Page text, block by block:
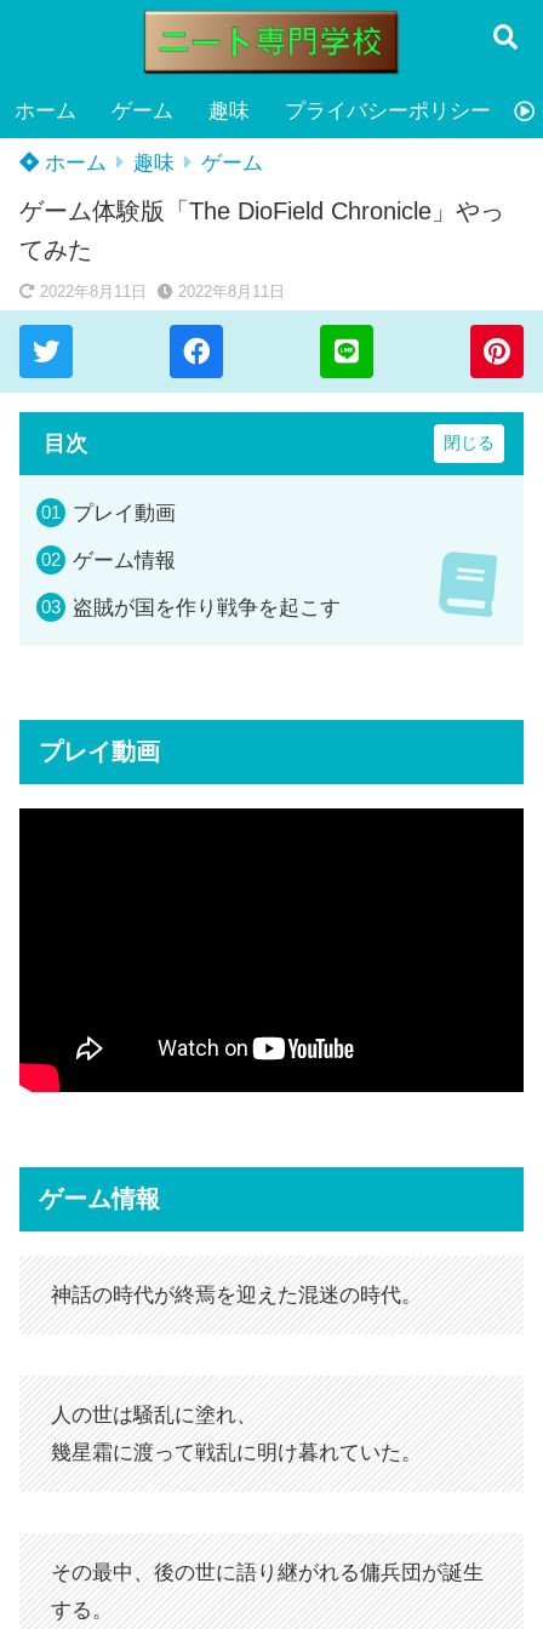
ホーム ゲーム 趣味 プライバシーポリシー
ホーム 趣味 ゲーム
ゲーム体験版「The DioField Chronicle」やっ
てみた
2022年8月11日 2022年8月11日
目次
プレイ動画
ゲーム情報
盗賊が国を作り戦争を起こす
プレイ動画
ゲーム情報
神話の時代が終焉を迎えた混迷の時代。
人の世は騒乱に塗れ、
幾星霜に渡って戦乱に明け暮れていた。
その最中、後の世に語り継がれる傭兵団が誕生
する。